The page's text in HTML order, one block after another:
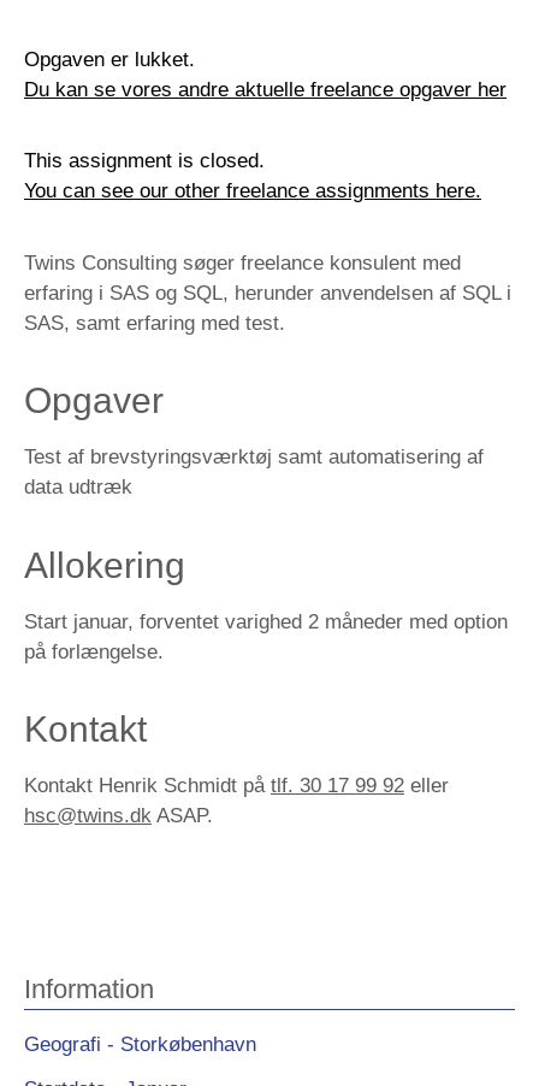
Opgaven er lukket.
Du kan se vores andre aktuelle freelance opgaver her
This assignment is closed.
You can see our other freelance assignments here.
Twins Consulting søger freelance konsulent med
erfaring i SAS og SQL, herunder anvendelsen af SQL i
SAS, samt erfaring med test.
Opgaver
Test af brevstyringsværktøj samt automatisering af
data udtræk
Allokering
Start januar, forventet varighed 2 måneder med option
på forlængelse.
Kontakt
Kontakt Henrik Schmidt på tlf. 30 17 99 92 eller
hsc@twins.dk ASAP.
Information
Geografi - Storkøbenhavn